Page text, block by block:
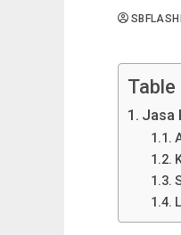
Jasa